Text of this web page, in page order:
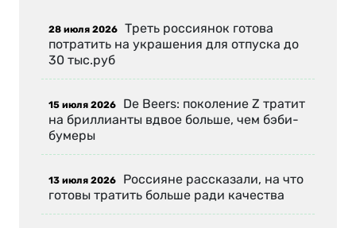
28 июля 2026 Треть россиянок готова
потратить на украшения для отпуска до
30 тыс.руб
15 июля 2026 De Beers: поколение Z тратит
на бриллианты вдвое больше, чем бэби-
бумеры
13 июля 2026 Россияне рассказали, на что
готовы тратить больше ради качества